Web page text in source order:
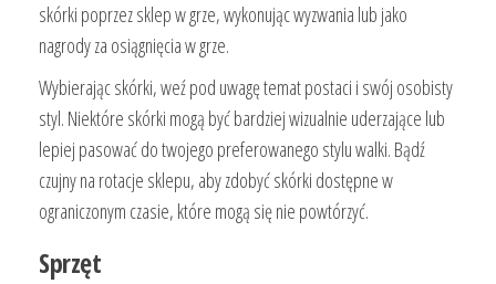
skórki poprzez sklep w grze, wykonując wyzwania lub jako
nagrody za osiągnięcia w grze.
Wybierając skórki, weź pod uwagę temat postaci i swój osobisty
styl. Niektóre skórki mogą być bardziej wizualnie uderzające lub
lepiej pasować do twojego preferowanego stylu walki. Bądź
czujny na rotacje sklepu, aby zdobyć skórki dostępne w
ograniczonym czasie, które mogą się nie powtórzyć.
Sprzęt